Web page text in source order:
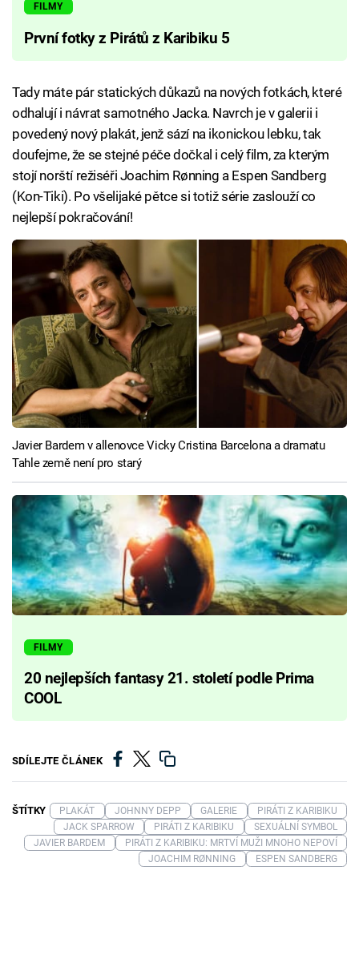
FILMY
První fotky z Pirátů z Karibiku 5
Tady máte pár statických důkazů na nových fotkách, které
odhalují i návrat samotného Jacka. Navrch je v galerii i
povedený nový plakát, jenž sází na ikonickou lebku, tak
doufejme, že se stejné péče dočkal i celý film, za kterým
stojí norští režiséři Joachim Rønning a Espen Sandberg
(Kon-Tiki). Po všelijaké pětce si totiž série zaslouží co
nejlepší pokračování!
Javier Bardem v allenovce Vicky Cristina Barcelona a dramatu
Tahle země není pro starý
FILMY
20 nejlepších fantasy 21. století podle Prima
COOL
SDÍLEJTE ČLÁNEK
ŠTÍTKY PLAKÁT JOHNNY DEPP GALERIE
PIRÁTI Z KARIBIKU
JACK SPARROW
PIRÁTI Z KARIBIKU
SEXUÁLNÍ SYMBOL
JAVIER BARDEM
PIRÁTI Z KARIBIKU: MRTVÍ MUŽI MNOHO NEPOVÍ
JOACHIM RØNNING
ESPEN SANDBERG